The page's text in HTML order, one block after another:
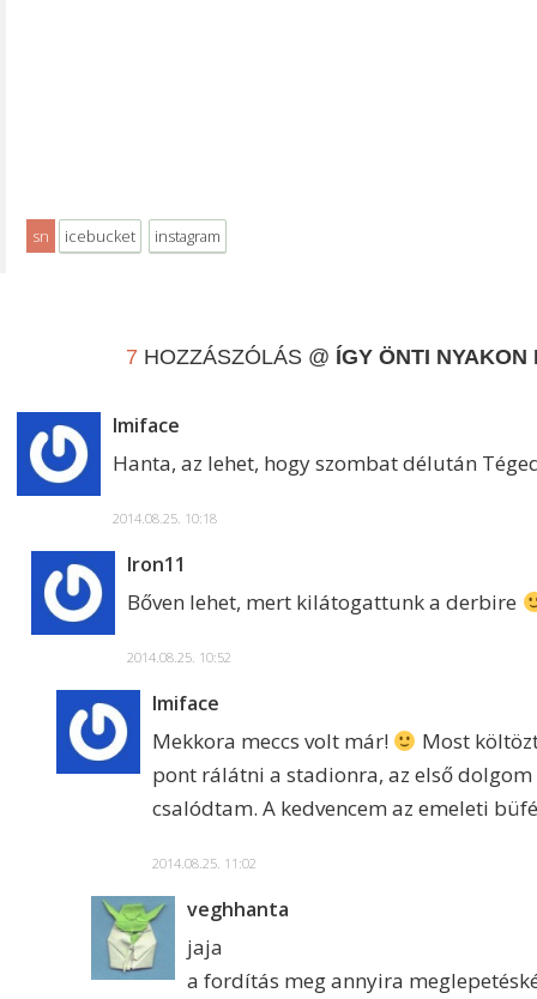
sn icebucket instagram
7 HOZZÁSZÓLÁS @ ÍGY ÖNTI
Imiface
Hanta, az lehet, hogy szombat délután
2014.08.25. 10:18
Iron11
Bőven lehet, mert kilátogattunk a derbire
2014.08.25. 10:52
Imiface
Mekkora meccs volt már!
Most
pont rálátni a stadionra, az első
csalódtam. A kedvencem az emeleti
2014.08.25. 11:02
veghhanta
jaja
a fordítás meg annyira